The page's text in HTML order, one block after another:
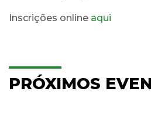
Inscrições online aqui
PRÓXIMOS